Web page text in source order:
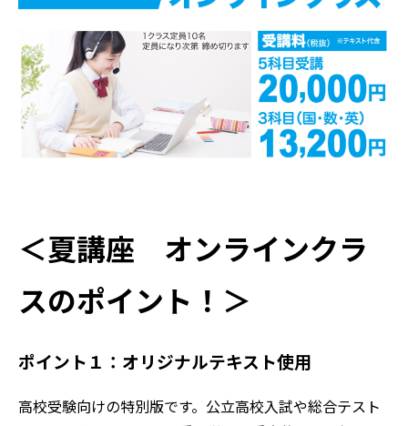
＜夏講座 オンラインクラ
スのポイント！＞
ポイント１：オリジナルテキスト使用
高校受験向けの特別版です。公立高校入試や総合テスト